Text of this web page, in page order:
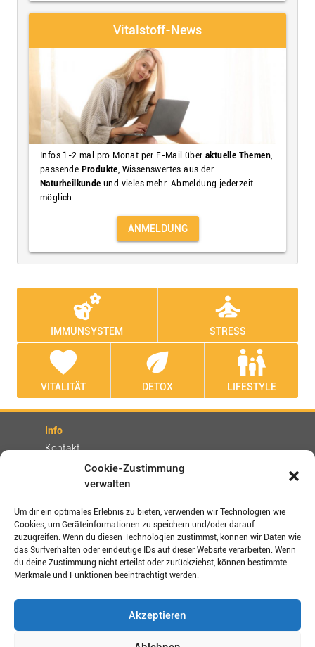
Cookie-Zustimmung
verwalten
Um dir ein optimales Erlebnis zu bieten, verwenden wir Technologien wie
Cookies, um Geräteinformationen zu speichern und/oder darauf
zuzugreifen. Wenn du diesen Technologien zustimmst, können wir Daten wie
das Surfverhalten oder eindeutige IDs auf dieser Website verarbeiten. Wenn
du deine Zustimmung nicht erteilst oder zurückziehst, können bestimmte
Merkmale und Funktionen beeinträchtigt werden.
Akzeptieren
Vitalstoff-News
Infos 1-2 mal pro Monat per E-Mail über aktuelle Themen,
passende Produkte, Wissenswertes aus der
Naturheilkunde und vieles mehr. Abmeldung jederzeit
möglich.
ANMELDUNG
emoji_nature
IMMUNSYSTEM
self_improvement
STRESS
favorite
VITALITÄT
eco
DETOX
family_restroom
LIFESTYLE
Info
Kontakt
Rechtliches
Impressum
AGBs
Datenschutz / Disclaimer
Versand- und Zahlungsbedingungen